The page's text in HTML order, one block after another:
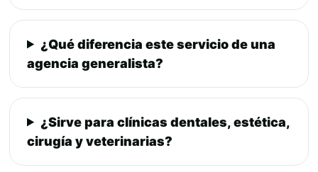
¿Qué diferencia este servicio de una
agencia generalista?
¿Sirve para clínicas dentales, estética,
cirugía y veterinarias?